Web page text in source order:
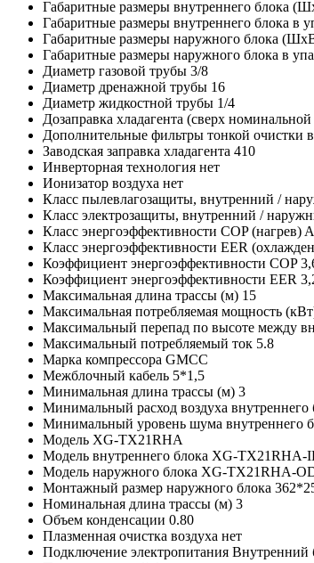
Габаритные размеры внутреннего блока
Габаритные размеры внутреннего блока в
Габаритные размеры наружного блока
Габаритные размеры наружного блока в
Диаметр газовой трубы 3/8
Диаметр дренажной трубы 16
Диаметр жидкостной трубы 1/4
Дозаправка хладагента (сверх
Дополнительные фильтры тонкой очистки
Заводская заправка хладагента 410
Инверторная технология нет
Ионизатор воздуха нет
Класс пылевлагозащиты, внутренний /
Класс электрозащиты, внутренний /
Класс энергоэффективности COP (нагрев) A
Класс энергоэффективности EER
Коэффициент энергоэффективности COP
Коэффициент энергоэффективности EER
Максимальная длина трассы (м) 15
Максимальная потребляемая мощность
Максимальный перепад по высоте между
Максимальный потребляемый ток 5.8
Марка компрессора GMCC
Межблочный кабель 5*1,5
Минимальная длина трассы (м) 3
Минимальный расход воздуха внутреннего
Минимальный уровень шума внутреннего
Модель XG-TX21RHA
Модель внутреннего блока XG-TX21RHA-
Модель наружного блока XG-TX21RHA-
Монтажный размер наружного блока
Номинальная длина трассы (м) 3
Объем конденсации 0.80
Плазменная очистка воздуха нет
Подключение электропитания Внутренний